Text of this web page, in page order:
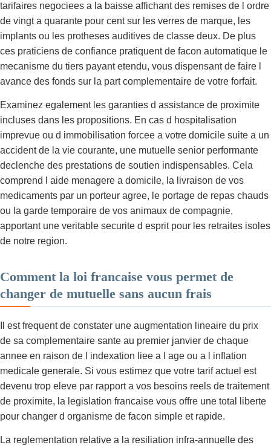
tarifaires negociees a la baisse affichant des remises de l ordre
de vingt a quarante pour cent sur les verres de marque, les
implants ou les protheses auditives de classe deux. De plus
ces praticiens de confiance pratiquent de facon automatique le
mecanisme du tiers payant etendu, vous dispensant de faire l
avance des fonds sur la part complementaire de votre forfait.
Examinez egalement les garanties d assistance de proximite
incluses dans les propositions. En cas d hospitalisation
imprevue ou d immobilisation forcee a votre domicile suite a un
accident de la vie courante, une mutuelle senior performante
declenche des prestations de soutien indispensables. Cela
comprend l aide menagere a domicile, la livraison de vos
medicaments par un porteur agree, le portage de repas chauds
ou la garde temporaire de vos animaux de compagnie,
apportant une veritable securite d esprit pour les retraites isoles
de notre region.
Comment la loi francaise vous permet de
changer de mutuelle sans aucun frais
Il est frequent de constater une augmentation lineaire du prix
de sa complementaire sante au premier janvier de chaque
annee en raison de l indexation liee a l age ou a l inflation
medicale generale. Si vous estimez que votre tarif actuel est
devenu trop eleve par rapport a vos besoins reels de traitement
de proximite, la legislation francaise vous offre une total liberte
pour changer d organisme de facon simple et rapide.
La reglementation relative a la resiliation infra-annuelle des